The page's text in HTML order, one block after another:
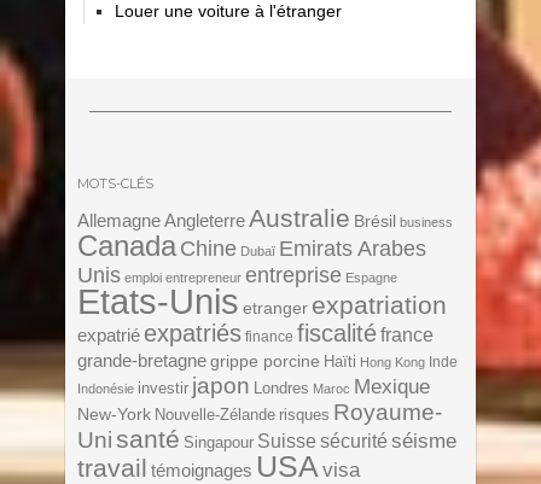
Louer une voiture à l'étranger
MOTS-CLÉS
Allemagne AngleterreAustralie Brésil business
Canada Chine Dubaï Emirats Arabes
Unis emploi entrepreneur entreprise Espagne
Etats-Unis etranger expatriation
expatrié expatriés finance fiscalitéfrance
grande-bretagne grippe porcine Haïti Hong Kong Inde
Indonésie investir japon Londres Maroc Mexique
New-York Nouvelle-Zélande risques Royaume-
Unisanté Singapour Suisse sécurité séisme
travail témoignages USA visa